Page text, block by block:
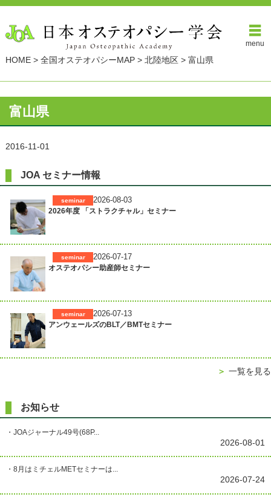
menu
HOME> 全国オステオパシーMAP> 北陸地区> 富山県
富山県
2016-11-01
JOA セミナー情報
2026-08-03
seminar
2026年度 「ストラクチャル」セミナー
2026-07-17
seminar
オステオパシー助産師セミナー
2026-07-13
seminar
アンウェールズのBLT／BMTセミナー
＞ 一覧を見る
お知らせ
・JOAジャーナル49号(68P...
2026-08-01
・8月はミチェルMETセミナーは...
2026-07-24